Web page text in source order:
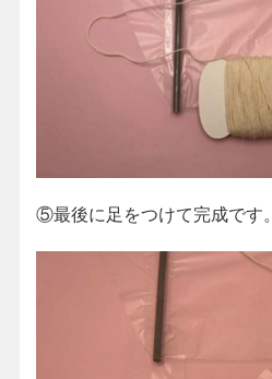
⑤最後に足をつけて完成です。